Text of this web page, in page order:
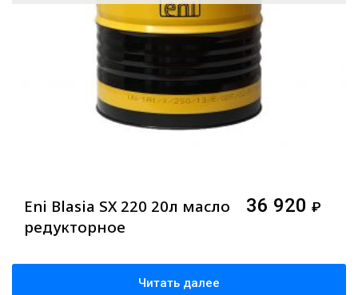
Eni Blasia SX 220 20л масло
редукторное
36 920 ₽
Читать далее